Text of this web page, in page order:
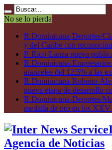
No se lo pierda
R.Dominicana-Deportes/
y del Caribe con
P. Rico-Lanza nueva
R.Dominicana-
aranceles del 12.5% a las
R.Dominicana-Roberto
nueva etapa de desarrollo
R.Dominicana-Deportes/
medalla de oro en los XXV
Agencia de Noticias